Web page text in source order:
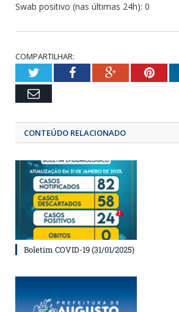
Swab positivo (nas últimas 24h): 0
COMPARTILHAR:
TwitterFacebook
Email
CONTEÚDO RELACIONADO
Boletim COVID-19 (31/01/2025)